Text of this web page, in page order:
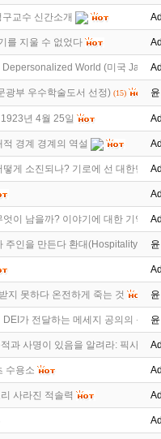
교수 신간소개
를 지울 수 없었다
Depersonalized World (미국 Jame
광부 우수학술도서 선정) (15)
년 4월 25일
경계 경계의 역설
떻게 소진되나? 기로에 선 대한민국
이 남을까? 이야기에 대한 기억
주인을 만든다 환대(Hospitality)에
지 못하다 온전하게 죽는 것
DEI가 전달하는 메세지 공의의 운
과 사명이 있음을 알려라: 픽사
수용소
사라진 적솔력